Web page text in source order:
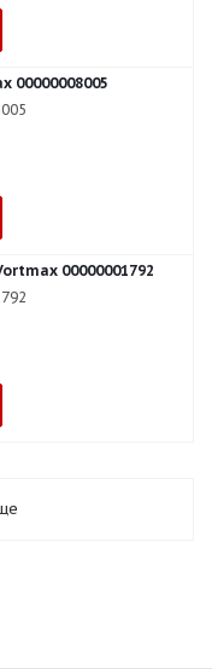
00000008005
00000001792